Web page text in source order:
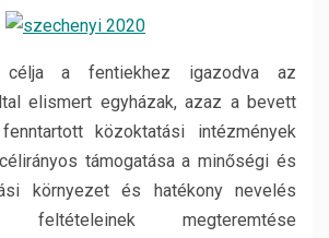
célja a fentiekhez igazodva az
elismert egyházak, azaz a bevett
közoktatási intézmények
támogatása a minőségi és
környezet és hatékony nevelés
feltételeinek megteremtése